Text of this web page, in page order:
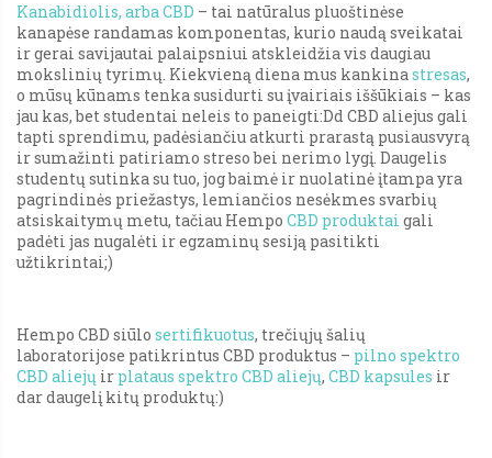
Kanabidiolis, arba CBD – tai natūralus pluoštinėse
kanapėse randamas komponentas, kurio naudą sveikatai
ir gerai savijautai palaipsniui atskleidžia vis daugiau
mokslinių tyrimų. Kiekvieną diena mus kankinastresas,
o mūsų kūnams tenka susidurti su įvairiais iššūkiais – kas
jau kas, bet studentai neleis to paneigti:Dd CBD aliejus gali
tapti sprendimu, padėsiančiu atkurti prarastą pusiausvyrą
ir sumažinti patiriamo streso bei nerimo lygį. Daugelis
studentų sutinka su tuo, jog baimė ir nuolatinė įtampa yra
pagrindinės priežastys, lemiančios nesėkmes svarbių
atsiskaitymų metu, tačiau Hempo CBD produktai gali
padėti jas nugalėti ir egzaminų sesiją pasitikti
užtikrintai;)
Hempo CBD siūlo sertifikuotus, trečiųjų šalių
laboratorijose patikrintus CBD produktus – pilno spektro
CBD aliejų ir plataus spektro CBD aliejų, CBD kapsules ir
dar daugelį kitų produktų:)